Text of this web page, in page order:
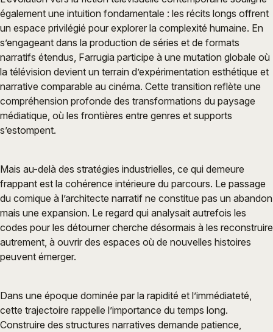
également une intuition fondamentale : les récits longs offrent
un espace privilégié pour explorer la complexité humaine. En
s’engageant dans la production de séries et de formats
narratifs étendus, Farrugia participe à une mutation globale où
la télévision devient un terrain d’expérimentation esthétique et
narrative comparable au cinéma. Cette transition reflète une
compréhension profonde des transformations du paysage
médiatique, où les frontières entre genres et supports
s’estompent.
Mais au-delà des stratégies industrielles, ce qui demeure
frappant est la cohérence intérieure du parcours. Le passage
du comique à l’architecte narratif ne constitue pas un abandon
mais une expansion. Le regard qui analysait autrefois les
codes pour les détourner cherche désormais à les reconstruire
autrement, à ouvrir des espaces où de nouvelles histoires
peuvent émerger.
Dans une époque dominée par la rapidité et l’immédiateté,
cette trajectoire rappelle l’importance du temps long.
Construire des structures narratives demande patience,